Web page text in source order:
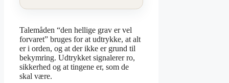
Talemåden “den hellige grav er vel
forvaret” bruges for at udtrykke, at alt
er i orden, og at der ikke er grund til
bekymring. Udtrykket signalerer ro,
sikkerhed og at tingene er, som de
skal være.